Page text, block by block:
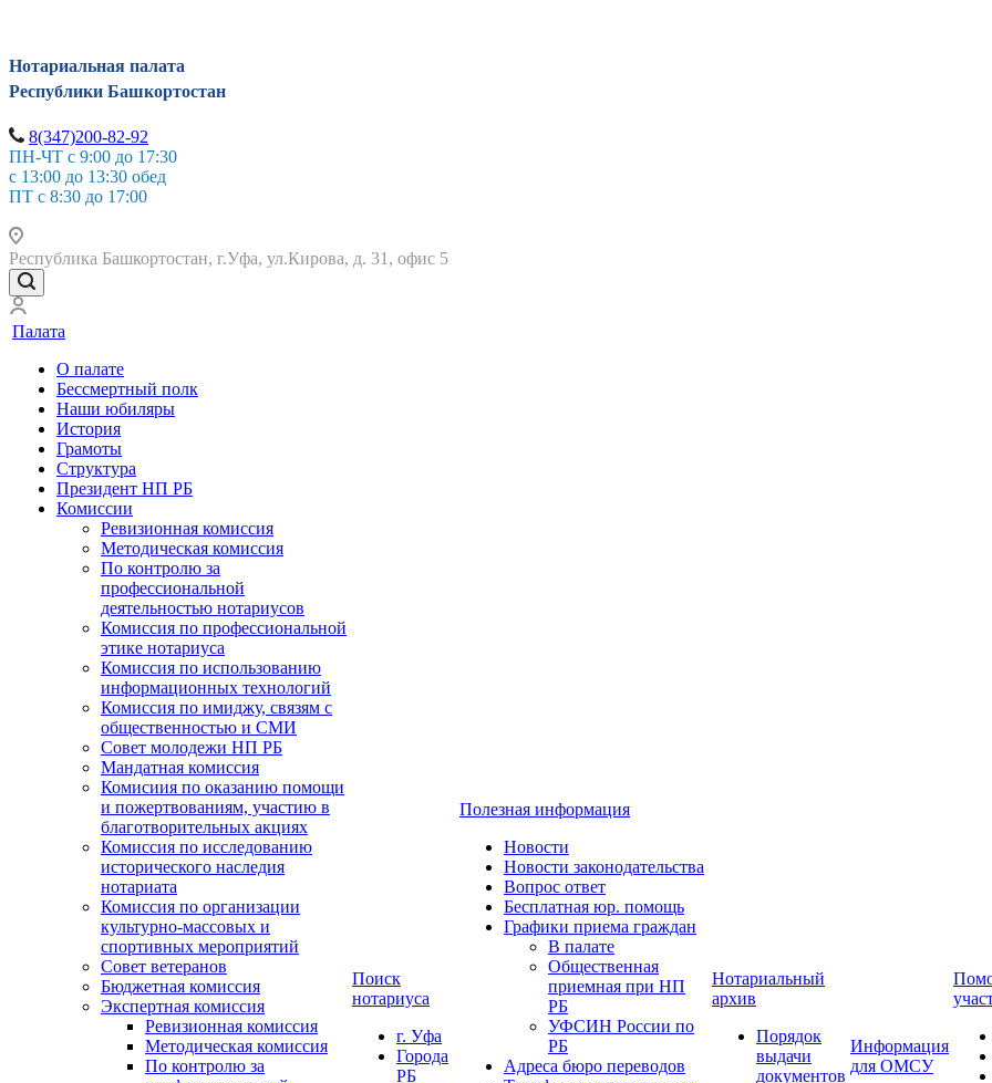
Нотариальная палата
Республики Башкортостан
8(347)200-82-92
ПН-ЧТ с 9:00 до 17:30
с 13:00 до 13:30 обед
ПТ с 8:30 до 17:00
Республика Башкортостан, г.Уфа, ул.Кирова, д. 31, офис 5
Палата
О палате
Бессмертный полк
Наши юбиляры
История
Грамоты
Структура
Президент НП РБ
Комиссии
Ревизионная комиссия
Методическая комиссия
По контролю за
профессиональной
деятельностью нотариусов
Комиссия по профессиональной
этике нотариуса
Комиссия по использованию
информационных технологий
Комиссия по имиджу, связям с
общественностью и СМИ
Совет молодежи НП РБ
Мандатная комиссия
Комисиия по оказанию помощи
и пожертвованиям, участию в
благотворительных акциях
Комиссия по исследованию
исторического наследия
нотариата
Комиссия по организации
культурно-массовых и
спортивных мероприятий
Совет ветеранов
Бюджетная комиссия
Экспертная комиссия
Ревизионная комиссия
Методическая комиссия
По контролю за
Поиск
нотариуса
г. Уфа
Города
РБ
Полезная информация
Новости
Новости законодательства
Вопрос ответ
Бесплатная юр. помощь
Графики приема граждан
В палате
Общественная
приемная при НП
РБ
УФСИН России по
РБ
Адреса бюро переводов
Нотариальный
архив
Порядок
выдачи
документов
Информация
для ОМСУ